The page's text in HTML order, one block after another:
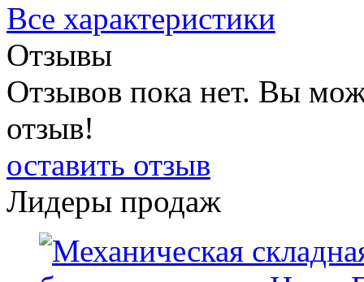
Все характеристики
Отзывы
Отзывов пока нет. Вы
отзыв!
оставить отзыв
Лидеры продаж